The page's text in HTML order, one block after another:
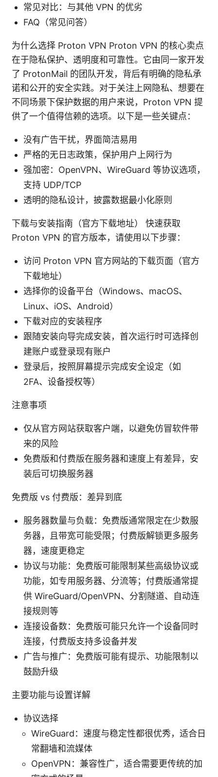
常见对比：与其他 VPN 的优劣
FAQ（常见问答）
为什么选择 Proton VPN Proton VPN 的核心卖点
在于隐私保护、透明度和可靠性。它由同一家开发
了 ProtonMail 的团队开发，背后有明确的隐私承
诺和公开的安全实践。对于关注上网隐私、想要在
不同场景下保护数据的用户来说，Proton VPN 提
供了一个值得信赖的选项。以下是一些关键点：
没有广告干扰，界面简洁易用
严格的无日志政策，保护用户上网行为
强加密：OpenVPN、WireGuard 等协议选项，
支持 UDP/TCP
透明的隐私设计，披露数据最小化原则
下载与安装指南（官方下载地址） 快速获取
Proton VPN 的官方版本，请使用以下步骤：
访问 Proton VPN 官方网站的下载页面（官方
下载地址）
选择你的设备平台（Windows、macOS、
Linux、iOS、Android）
下载对应的安装程序
跟随安装向导完成安装，首次运行时可选择创
建账户或登录现有账户
登录后，按照屏幕提示完成安全设定（如
2FA、设备授权等）
注意事项
仅从官方网站获取客户端，以避免仿冒软件带
来的风险
免费版和付费版在服务器和速度上有差异，安
装后可切换服务器
免费版 vs 付费版：差异到底
服务器数量与负载：免费版通常限定在少数服
务器，且带宽可能受限；付费版解锁更多服务
器，速度更稳定
协议与功能：免费版可能限制某些高级协议或
功能，如专用服务器、分流等；付费版通常提
供 WireGuard/OpenVPN、分割隧道、自动连
接规则等
连接设备数：免费版可能只允许一个设备同时
连接，付费版支持多设备并发
广告与推广：免费版可能有提示、功能限制以
鼓励升级
主要功能与设置详解
协议选择
WireGuard：速度与稳定性都很优秀，适合日
常翻墙和流媒体
OpenVPN：兼容性广，适合需要更传统的加